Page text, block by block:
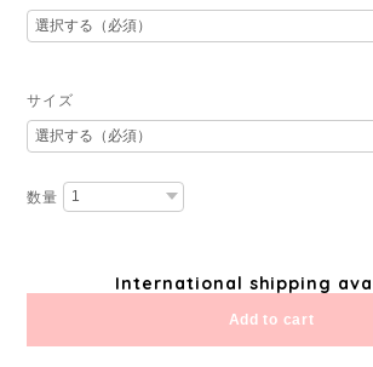
サイズ
数量
International shipping
Add to cart